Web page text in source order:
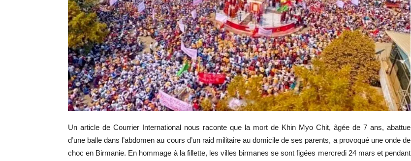
Un article de Courrier International nous raconte que la mort de Khin Myo Chit, âgée de 7 ans, abattue
d’une balle dans l’abdomen au cours d’un raid militaire au domicile de ses parents, a provoqué une onde de
choc en Birmanie. En hommage à la fillette, les villes birmanes se sont figées mercredi 24 mars et pendant